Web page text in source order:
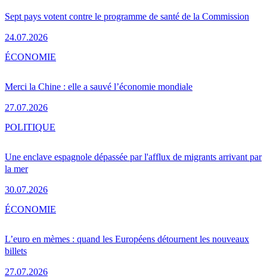
Sept pays votent contre le programme de santé de la Commission
24.07.2026
Merci la Chine : elle a sauvé l’économie mondiale
27.07.2026
ÉCONOMIE
Une enclave espagnole dépassée par l'afflux de migrants arrivant par
la mer
30.07.2026
POLITIQUE
L’euro en mèmes : quand les Européens détournent les nouveaux
billets
27.07.2026
ÉCONOMIE